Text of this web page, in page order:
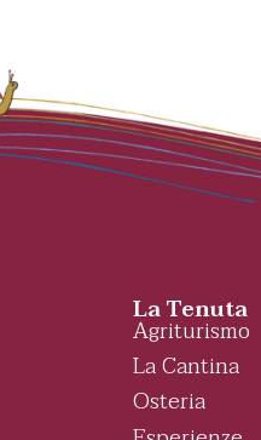
La Tenuta
Agriturismo
La Cantina
Osteria